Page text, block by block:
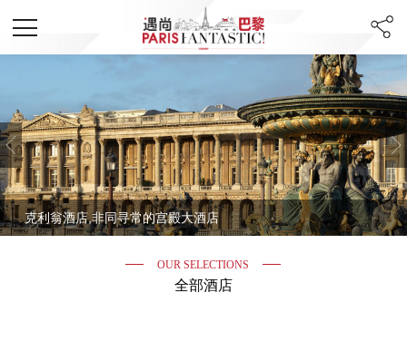
Previous
店,非同寻常的宫殿大酒店 老佛
全部酒店
OUR SELECTIONS